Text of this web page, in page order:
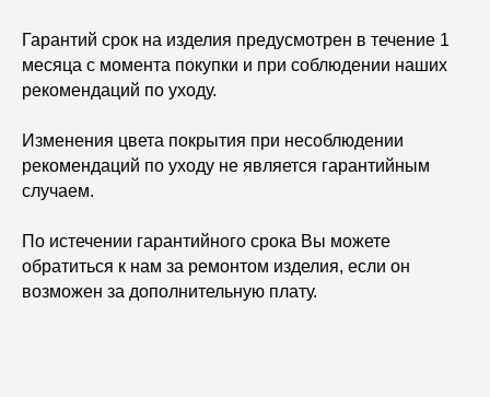
Гарантий срок на изделия предусмотрен в течение 1
месяца с момента покупки и при соблюдении наших
рекомендаций по уходу.
Изменения цвета покрытия при несоблюдении
рекомендаций по уходу не является гарантийным
случаем.
По истечении гарантийного срока Вы можете
обратиться к нам за ремонтом изделия, если он
возможен за дополнительную плату.